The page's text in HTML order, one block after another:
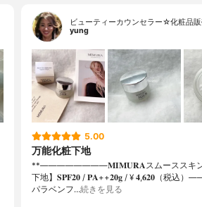
ビューティーカウンセラー☆化粧品
yung
5.00
万能化粧下地
**⁡⁡⁡————————⁡𝐌𝐈𝐌𝐔𝐑𝐀スムーススキン
下地】𝐒𝐏𝐅𝟐𝟎 / 𝐏𝐀++⁡𝟐𝟎𝐠 / ¥ 𝟒,𝟔𝟐𝟎（税
パラベンフ…続きを見る